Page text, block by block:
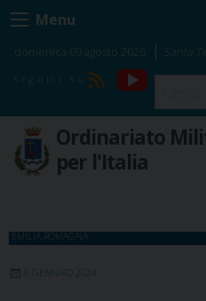
Skip
to
content
Menu
domenica 09 agosto 2026 Santa
RSS
YouTube
Ordinariato
per l'Italia
EMILIA ROMAGNA
8 GENNAIO 2024